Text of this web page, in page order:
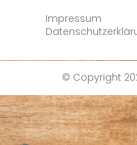
Impressum
© Copyright